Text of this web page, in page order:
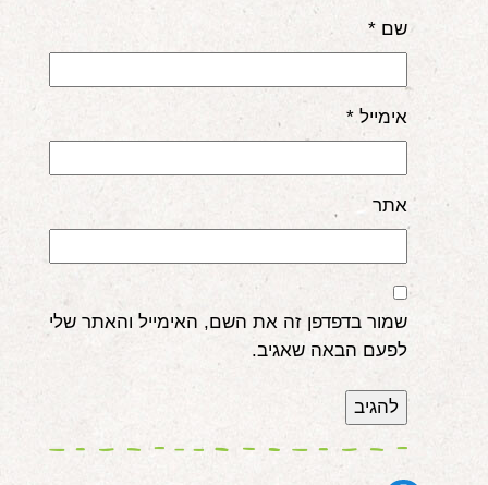
שם *
אימייל*
אתר
שמור בדפדפן זה את השם, האימייל והאתר שלי
לפעם הבאה שאגיב.